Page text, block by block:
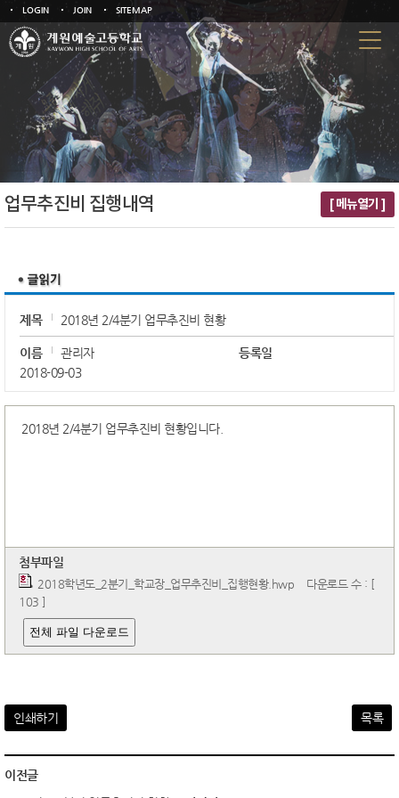
LOGIN JOIN SITEMAP
업무추진비 집행내역 [ 메뉴열기 ]
제목 2018년 2/4분기 업무추진비 현황
이름 관리자
등록일
2018-09-03
2018년 2/4분기 업무추진비 현황입니다.
첨부파일
2018학년도_2분기_학교장_업무추진비_집행현황.hwp 다운로드 수 : [
103 ]
전체 파일 다운로드
인쇄하기 목록
이전글